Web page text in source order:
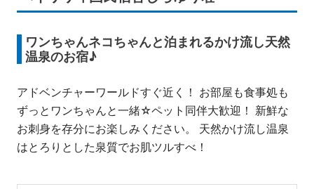
ワンちゃんネコちゃんと泊まれるかけ流し天然
温泉のお宿♪
アドベンチャーワールドすぐ近く！ お部屋も食事処も
ずっとワンちゃんと一緒☆ペット同伴大歓迎！ 新鮮な
お刺身を存分にお楽しみください。 天然かけ流し温泉
はとろりとした泉質でお肌ツルすべ！